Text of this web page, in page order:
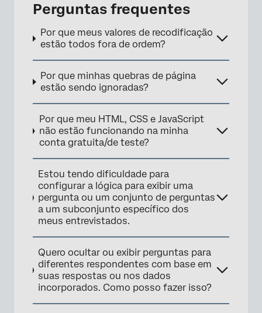
Perguntas frequentes
Por que meus valores de recodificação
estão todos fora de ordem?
Por que minhas quebras de página
estão sendo ignoradas?
Por que meu HTML, CSS e JavaScript
não estão funcionando na minha
conta gratuita/de teste?
Estou tendo dificuldade para
configurar a lógica para exibir uma
pergunta ou um conjunto de perguntas
a um subconjunto específico dos
meus entrevistados.
Quero ocultar ou exibir perguntas para
diferentes respondentes com base em
suas respostas ou nos dados
incorporados. Como posso fazer isso?